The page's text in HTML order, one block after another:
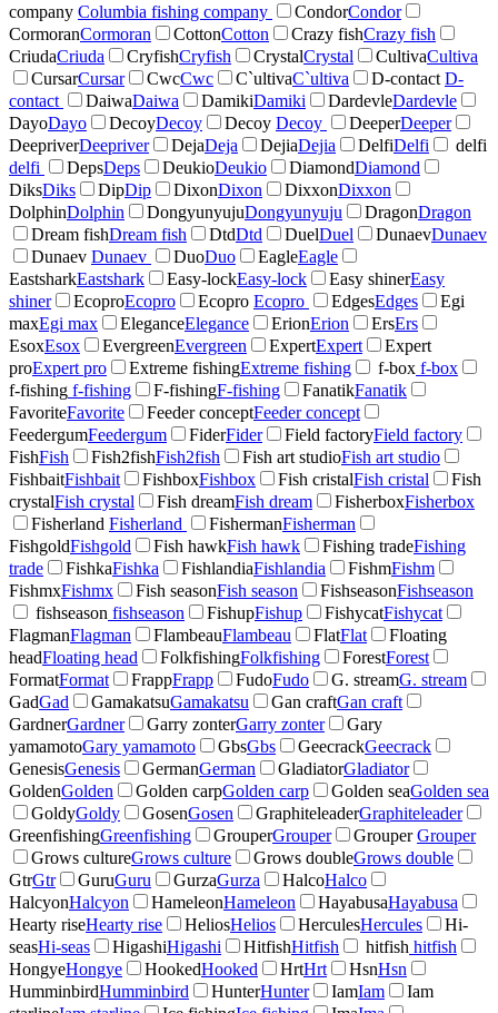
company Columbia fishing company CondorCondor
CormoranCormoran CottonCotton Crazy fishCrazy fish
CriudaCriuda CryfishCryfish CrystalCrystal CultivaCultiva
CursarCursar CwcCwc C`ultivaC`ultiva D-contact D-
contact
DaiwaDaiwa DamikiDamiki DardevleDardevle
DayoDayo DecoyDecoy Decoy Decoy DeeperDeeper
DeepriverDeepriver DejaDeja DejiaDejia DelfiDelfi
delfi
delfi
DepsDeps DeukioDeukio DiamondDiamond
DiksDiks DipDip DixonDixon DixxonDixxon
DolphinDolphin DongyunyujuDongyunyuju DragonDragon
Dream fishDream fish DtdDtd DuelDuel DunaevDunaev
Dunaev Dunaev DuoDuo EagleEagle
EastsharkEastshark Easy-lockEasy-lock Easy shinerEasy
shiner
EcoproEcopro Ecopro Ecopro EdgesEdges
Egi
maxEgi max EleganceElegance ErionErion ErsErs
EsoxEsox EvergreenEvergreen ExpertExpert
Expert
proExpert pro Extreme fishingExtreme fishing f-box f-box
f-fishing f-fishing F-fishingF-fishing FanatikFanatik
FavoriteFavorite Feeder conceptFeeder concept
FeedergumFeedergum FiderFider Field factoryField factory
FishFish Fish2fishFish2fish Fish art studioFish art studio
FishbaitFishbait FishboxFishbox Fish cristalFish cristal
Fish
crystalFish crystal Fish dreamFish dream FisherboxFisherbox
Fisherland Fisherland FishermanFisherman
FishgoldFishgold Fish hawkFish hawk Fishing tradeFishing
trade
FishkaFishka FishlandiaFishlandia FishmFishm
FishmxFishmx Fish seasonFish season FishseasonFishseason
fishseason fishseason FishupFishup FishycatFishycat
FlagmanFlagman FlambeauFlambeau FlatFlat
Floating
headFloating head FolkfishingFolkfishing ForestForest
FormatFormat FrappFrapp FudoFudo G. streamG. stream
GadGad GamakatsuGamakatsu Gan craftGan craft
GardnerGardner Garry zonterGarry zonter
Gary
yamamotoGary yamamoto GbsGbs GeecrackGeecrack
GenesisGenesis GermanGerman GladiatorGladiator
GoldenGolden Golden carpGolden carp Golden seaGolden sea
GoldyGoldy GosenGosen GraphiteleaderGraphiteleader
GreenfishingGreenfishing GrouperGrouper GrouperGrouper
Grows cultureGrows culture Grows doubleGrows double
GtrGtr GuruGuru GurzaGurza HalcoHalco
HalcyonHalcyon HameleonHameleon HayabusaHayabusa
Hearty riseHearty rise HeliosHelios HerculesHercules
Hi-
seasHi-seas HigashiHigashi HitfishHitfish hitfish hitfish
HongyeHongye HookedHooked HrtHrt HsnHsn
HumminbirdHumminbird HunterHunter IamIam
Iam